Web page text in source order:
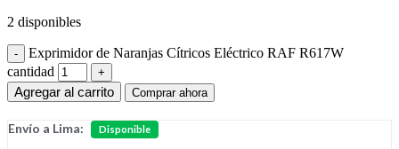
2 disponibles
Exprimidor de Naranjas Cítricos Eléctrico RAF R617W
cantidad
Agregar al carrito
Comprar ahora
Envío a Lima: Disponible